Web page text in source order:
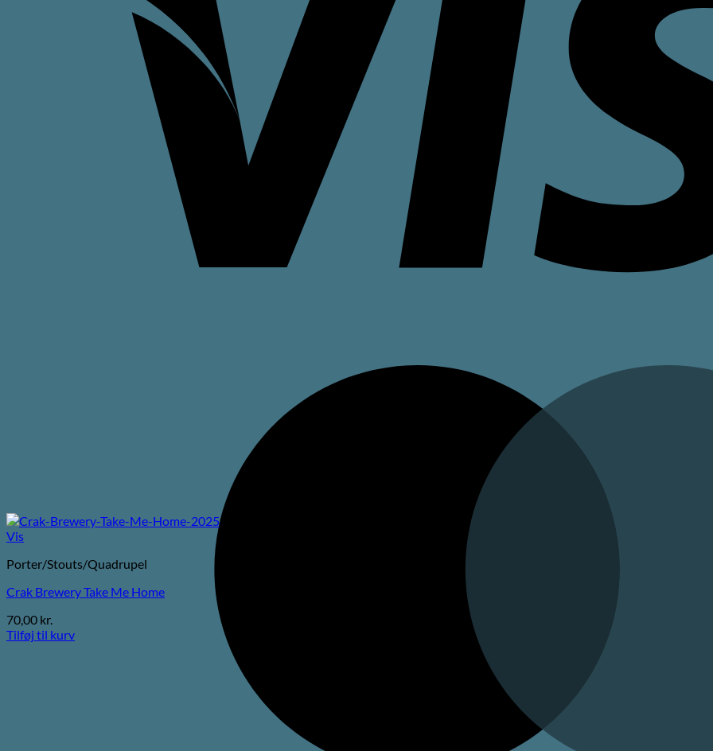
Vis
Porter/Stouts/Quadrupel
Crak Brewery Take Me Home
70,00 kr.
Tilføj til kurv